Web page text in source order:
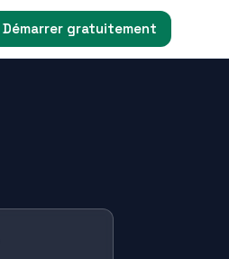
Démarrer gratuitement